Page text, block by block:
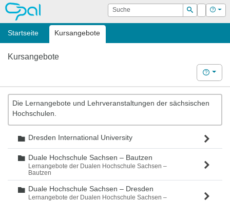
OPAL Suche
Suchen
Login Hilfe
Startseite Kursangebote
Kursangebote
Hilfe
Die Lernangebote und Lehrveranstaltungen der sächsischen
Hochschulen.
Ordner
Dresden International University
Ordner
Duale Hochschule Sachsen – Bautzen
Lernangebote der Dualen Hochschule Sachsen –
Bautzen
Ordner
Duale Hochschule Sachsen – Dresden
Lernangebote der Dualen Hochschule Sachsen –